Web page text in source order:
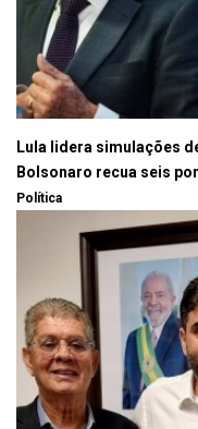
Lula lidera simulações
Bolsonaro recua seis
Política